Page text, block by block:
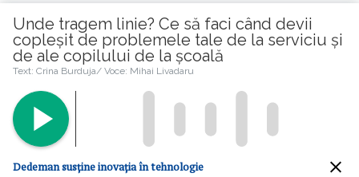
Citește în continuare
© 2026 Republica.ro
Despre cookies
Politica de confidentialitate
Unde tragem linie? Ce să faci când devii
copleșit de problemele tale de la serviciu și
de ale copilului de la școală
Text: Crina Burduja/ Voce: Mihai Livadaru
Dedeman susține inovația în tehnologie